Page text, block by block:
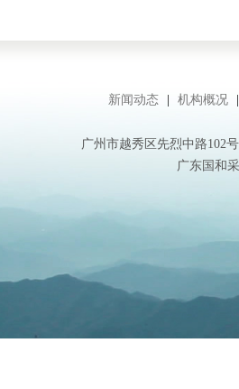
新闻动态 机构概况
广州市越秀区先烈中路102
广东国和